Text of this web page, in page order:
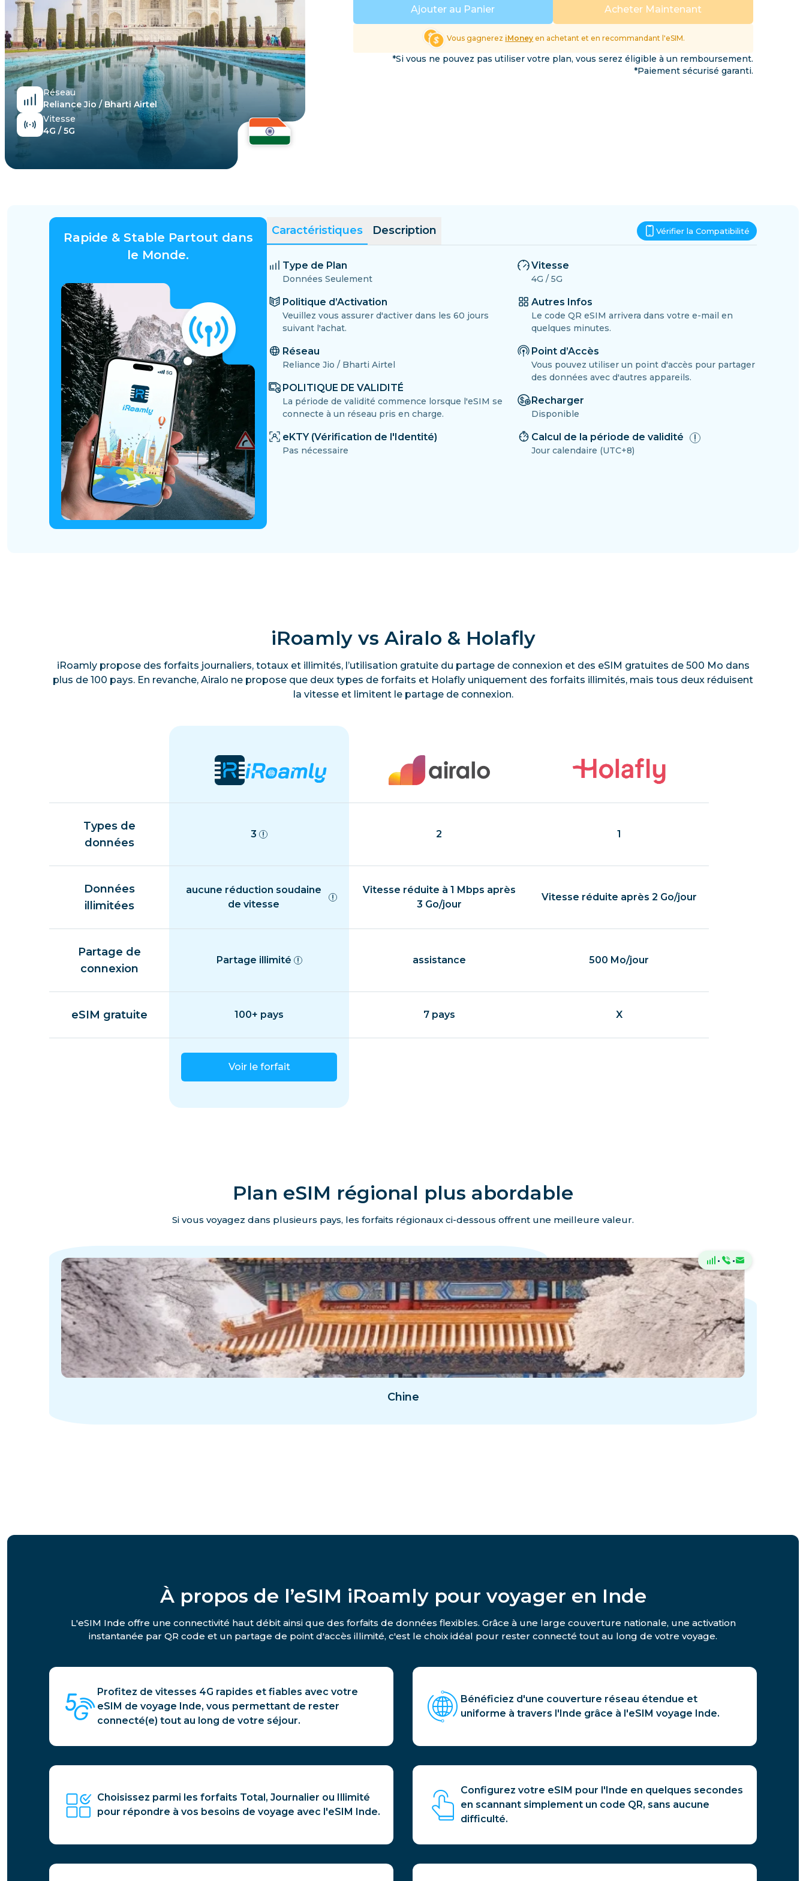
Explorer toutes les destinations
Réseau
Reliance Jio / Bharti Airtel
Vitesse
4G / 5G
Ajouter au Panier Acheter Maintenant
Vous gagnerez iMoney en achetant et en recommandant l'eSIM.
*Si vous ne pouvez pas utiliser votre plan, vous serez éligible à un remboursement.
*Paiement sécurisé garanti.
Rapide & Stable Partout dans
le Monde.
Caractéristiques Description Vérifier la Compatibilité
Type de Plan
Données Seulement
Politique d’Activation
Veuillez vous assurer d'activer dans les 60 jours
suivant l'achat.
Réseau
Reliance Jio / Bharti Airtel
POLITIQUE DE VALIDITÉ
La période de validité commence lorsque l'eSIM se
connecte à un réseau pris en charge.
eKTY (Vérification de l'Identité)
Pas nécessaire
Vitesse
4G / 5G
Autres Infos
Le code QR eSIM arrivera dans votre e-mail en
quelques minutes.
Point d’Accès
Vous pouvez utiliser un point d'accès pour partager
des données avec d'autres appareils.
Recharger
Disponible
Calcul de la période de validité
Jour calendaire (UTC+8)
iRoamly vs Airalo & Holafly
iRoamly propose des forfaits journaliers, totaux et illimités, l’utilisation gratuite du partage de connexion et des eSIM gratuites de 500 Mo dans
plus de 100 pays. En revanche, Airalo ne propose que deux types de forfaits et Holafly uniquement des forfaits illimités, mais tous deux réduisent
la vitesse et limitent le partage de connexion.
Types de
données
3 2 1
Données
illimitées
aucune réduction soudaine
de vitesse
Vitesse réduite à 1 Mbps après
3 Go/jour
Vitesse réduite après 2 Go/jour
Partage de
connexion
Partage illimité assistance 500 Mo/jour
eSIM gratuite 100+ pays 7 pays X
Voir le forfait
Plan eSIM régional plus abordable
Si vous voyagez dans plusieurs pays, les forfaits régionaux ci-dessous offrent une meilleure valeur.
· ·
Chine
À propos de l’eSIM iRoamly pour voyager en Inde
L'eSIM Inde offre une connectivité haut débit ainsi que des forfaits de données flexibles. Grâce à une large couverture nationale, une activation
instantanée par QR code et un partage de point d'accès illimité, c'est le choix idéal pour rester connecté tout au long de votre voyage.
Profitez de vitesses 4G rapides et fiables avec votre
eSIM de voyage Inde, vous permettant de rester
connecté(e) tout au long de votre séjour.
Bénéficiez d'une couverture réseau étendue et
uniforme à travers l'Inde grâce à l'eSIM voyage Inde.
Choisissez parmi les forfaits Total, Journalier ou Illimité
pour répondre à vos besoins de voyage avec l'eSIM Inde.
Configurez votre eSIM pour l'Inde en quelques secondes
en scannant simplement un code QR, sans aucune
difficulté.